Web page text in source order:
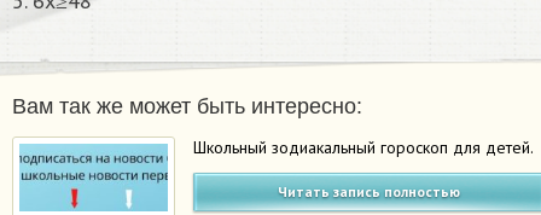
Вам так же может быть интересно:
Школьный зодиакальный гороскоп для детей.
Читать запись полностью